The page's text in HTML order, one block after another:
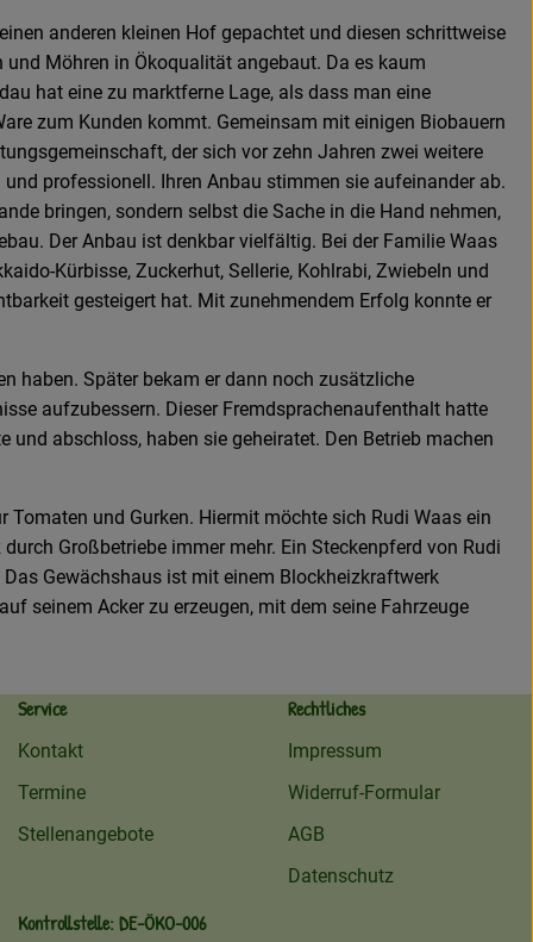
anderen kleinen Hof gepachtet und diesen schrittweise
Möhren in Ökoqualität angebaut. Da es kaum
hat eine zu marktferne Lage, als dass man eine
zum Kunden kommt. Gemeinsam mit einigen Biobauern
der sich vor zehn Jahren zwei weitere
professionell. Ihren Anbau stimmen sie aufeinander ab.
bringen, sondern selbst die Sache in die Hand nehmen,
Der Anbau ist denkbar vielfältig. Bei der Familie Waas
Kürbisse, Zuckerhut, Sellerie, Kohlrabi, Zwiebeln und
gesteigert hat. Mit zunehmendem Erfolg konnte er
haben. Später bekam er dann noch zusätzliche
aufzubessern. Dieser Fremdsprachenaufenthalt hatte
abschloss, haben sie geheiratet. Den Betrieb machen
und Gurken. Hiermit möchte sich Rudi Waas ein
Großbetriebe immer mehr. Ein Steckenpferd von Rudi
Gewächshaus ist mit einem Blockheizkraftwerk
seinem Acker zu erzeugen, mit dem seine Fahrzeuge
Service
Kontakt
Termine
Stellenangebote
Rechtliches
Impressum
Widerruf-Formular
AGB
Datenschutz
Kontrollstelle: DE-ÖKO-006